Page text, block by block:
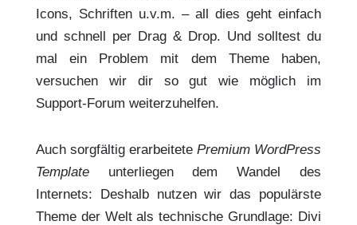
Icons, Schriften u.v.m. – all dies geht einfach
und schnell per Drag & Drop. Und solltest du
mal ein Problem mit dem Theme haben,
versuchen wir dir so gut wie möglich im
Support-Forum weiterzuhelfen.
Auch sorgfältig erarbeitetePremium WordPress
Templateunterliegen dem Wandel des
Internets: Deshalb nutzen wir das populärste
Theme der Welt als technische Grundlage: Divi